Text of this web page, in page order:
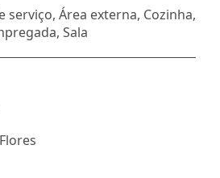
serviço, Área externa, Cozinha,
Sala